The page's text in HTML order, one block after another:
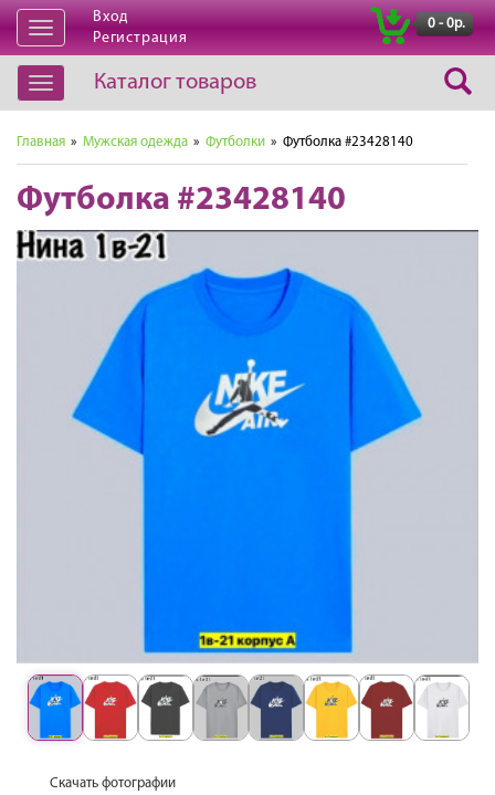
Открыть
навигацию
Вход
Регистрация
0 - 0р.
Открыть
навигацию
Каталог товаров
Главная » Мужская одежда » Футболки » Футболка #23428140
Футболка #23428140
Скачать фотографии